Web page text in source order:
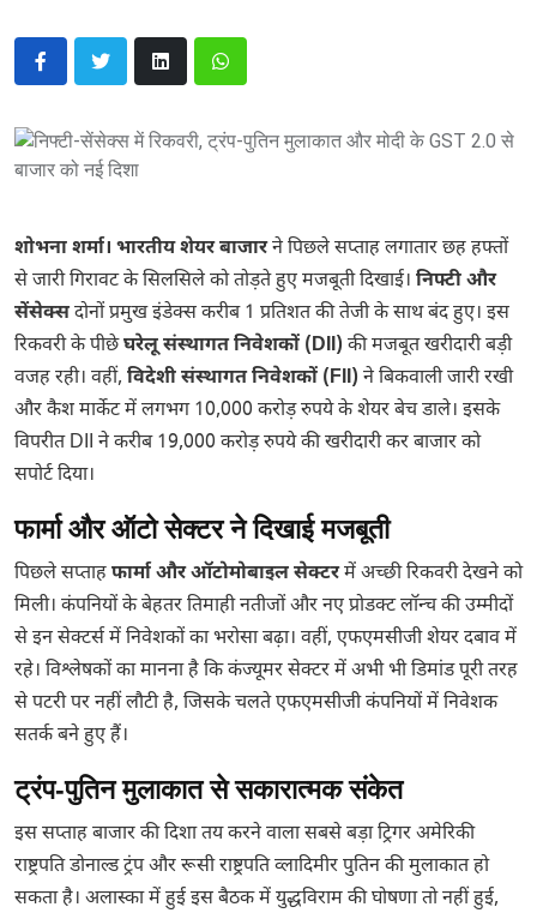
शोभना शर्मा। भारतीय शेयर बाजारने पिछले सप्ताह लगातार छह हफ्तों
से जारी गिरावट के सिलसिले को तोड़ते हुए मजबूती दिखाई। निफ्टी और
सेंसेक्सदोनों प्रमुख इंडेक्स करीब 1 प्रतिशत की तेजी के साथ बंद हुए। इस
रिकवरी के पीछेघरेलू संस्थागत निवेशकों (DII) की मजबूत खरीदारी बड़ी
वजह रही। वहीं, विदेशी संस्थागत निवेशकों (FII) ने बिकवाली जारी रखी
और कैश मार्केट में लगभग 10,000 करोड़ रुपये के शेयर बेच डाले। इसके
विपरीत DII ने करीब 19,000 करोड़ रुपये की खरीदारी कर बाजार को
सपोर्ट दिया।
फार्मा और ऑटो सेक्टर ने दिखाई मजबूती
पिछले सप्ताहफार्मा और ऑटोमोबाइल सेक्टरमें अच्छी रिकवरी देखने को
मिली। कंपनियों के बेहतर तिमाही नतीजों और नए प्रोडक्ट लॉन्च की उम्मीदों
से इन सेक्टर्स में निवेशकों का भरोसा बढ़ा। वहीं, एफएमसीजी शेयर दबाव में
रहे। विश्लेषकों का मानना है कि कंज्यूमर सेक्टर में अभी भी डिमांड पूरी तरह
से पटरी पर नहीं लौटी है, जिसके चलते एफएमसीजी कंपनियों में निवेशक
सतर्क बने हुए हैं।
ट्रंप-पुतिन मुलाकात से सकारात्मक संकेत
इस सप्ताह बाजार की दिशा तय करने वाला सबसे बड़ा ट्रिगर अमेरिकी
राष्ट्रपति डोनाल्ड ट्रंप और रूसी राष्ट्रपति व्लादिमीर पुतिन की मुलाकात हो
सकता है। अलास्का में हुई इस बैठक में युद्धविराम की घोषणा तो नहीं हुई,